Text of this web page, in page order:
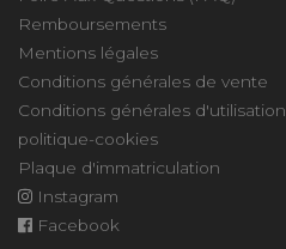
Remboursements
Mentions légales
Conditions générales de vente
Conditions générales d'utilisation
politique-cookies
Plaque d'immatriculation
Instagram
Facebook